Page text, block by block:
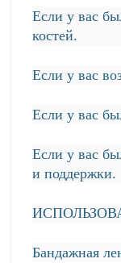
Если у вас
костей.
Если у вас
Если у вас
Если у вас
и поддержки.
Бандажная